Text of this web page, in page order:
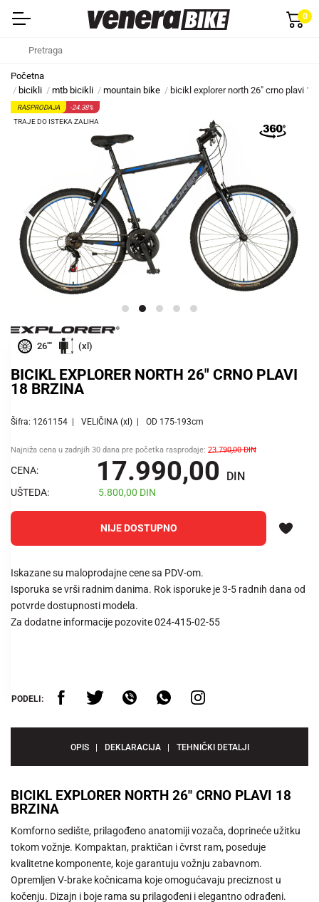
0
Početna
bicikli
mtb bicikli mountain bike bicikl explorer north 26" crno plavi 18
RASPRODAJA
-24.38%
TRAJE DO ISTEKA ZALIHA
26"" (xl)
BICIKL EXPLORER NORTH 26" CRNO PLAVI
18 BRZINA
Šifra: 1261154 VELIČINA (xl) OD 175-193cm
Najniža cena u zadnjih 30 dana pre početka rasprodaje: 23.790,00DIN
CENA: 17.990,00 DIN
UŠTEDA: 5.800,00 DIN
NIJE DOSTUPNO
Iskazane su maloprodajne cene sa PDV-om.
Isporuka se vrši radnim danima. Rok isporuke je 3-5 radnih dana od
potvrde dostupnosti modela.
Za dodatne informacije pozovite 024-415-02-55
PODELI:
OPIS DEKLARACIJA TEHNIČKI DETALJI
BICIKL EXPLORER NORTH 26" CRNO PLAVI 18
BRZINA
Komforno sedište, prilagođeno anatomiji vozača, doprineće užitku
tokom vožnje. Kompaktan, praktičan i čvrst ram, poseduje
kvalitetne komponente, koje garantuju vožnju zabavnom.
Opremljen V-brake kočnicama koje omogućavaju preciznost u
kočenju. Dizajn i boje rama su prilagođeni i elegantno odrađeni.